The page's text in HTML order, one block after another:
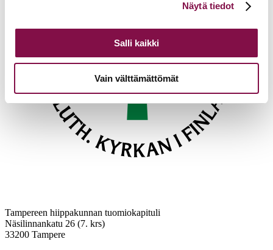
linkistä.
Näytä tiedot
Salli kaikki
Vain välttämättömät
Tampereen hiippakunnan tuomiokapituli
Näsilinnankatu 26 (7. krs)
33200 Tampere